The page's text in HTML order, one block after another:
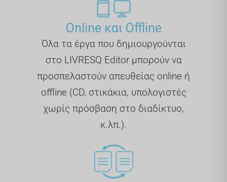
Online και Offline
Όλα τα έργα που δημιουργούνται
στο LIVRESQ Editor μπορούν να
προσπελαστούν απευθείας online ή
offline (CD, στικάκια, υπολογιστές
χωρίς πρόσβαση στο διαδίκτυο,
κ.λπ.).